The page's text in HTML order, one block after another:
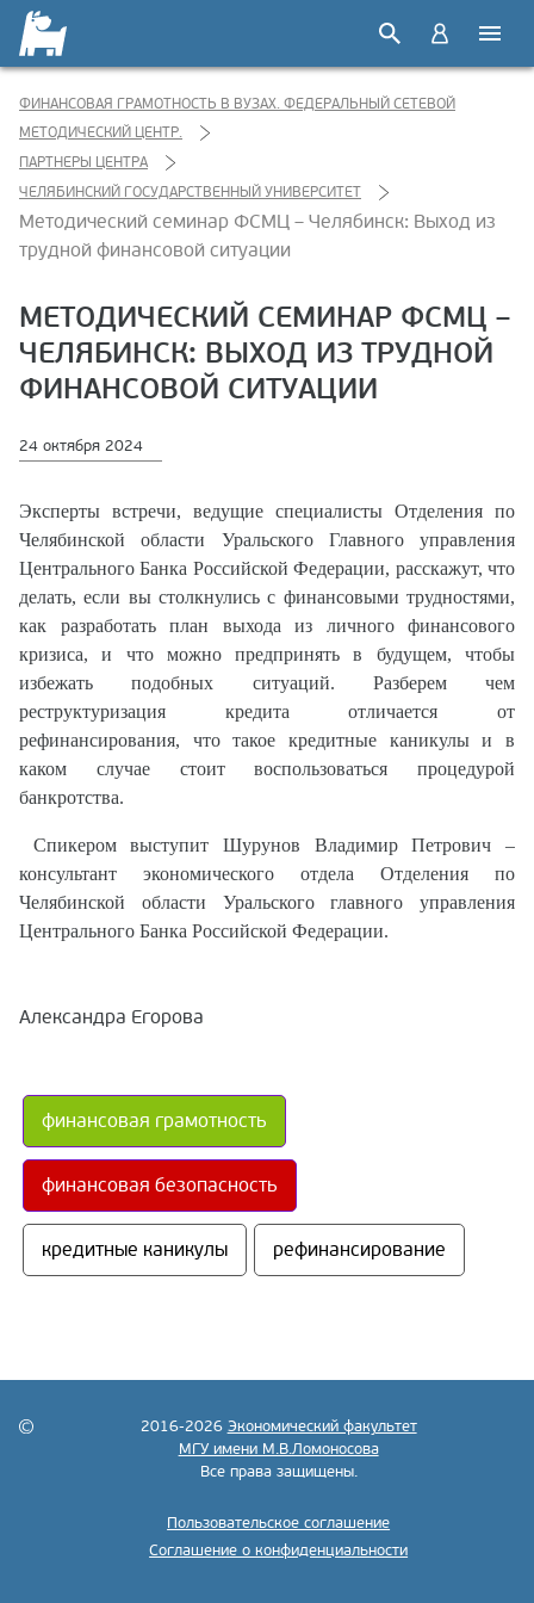
ФИНАНСОВАЯ ГРАМОТНОСТЬ В ВУЗАХ. ФЕДЕРАЛЬНЫЙ СЕТЕВОЙ
МЕТОДИЧЕСКИЙ ЦЕНТР.
ПАРТНЕРЫ ЦЕНТРА
ЧЕЛЯБИНСКИЙ ГОСУДАРСТВЕННЫЙ УНИВЕРСИТЕТ
Методический семинар ФСМЦ – Челябинск: Выход из
трудной финансовой ситуации
МЕТОДИЧЕСКИЙ СЕМИНАР ФСМЦ –
ЧЕЛЯБИНСК: ВЫХОД ИЗ ТРУДНОЙ
ФИНАНСОВОЙ СИТУАЦИИ
24 октября 2024
Эксперты встречи, ведущие специалисты Отделения по
Челябинской области Уральского Главного управления
Центрального Банка Российской Федерации, расскажут, что
делать, если вы столкнулись с финансовыми трудностями,
как разработать план выхода из личного финансового
кризиса, и что можно предпринять в будущем, чтобы
избежать подобных ситуаций. Разберем чем
реструктуризация кредита отличается от
рефинансирования, что такое кредитные каникулы и в
каком случае стоит воспользоваться процедурой
банкротства.
Спикером выступит Шурунов Владимир Петрович –
консультант экономического отдела Отделения по
Челябинской области Уральского главного управления
Центрального Банка Российской Федерации.
Александра Егорова
финансовая грамотность
финансовая безопасность
кредитные каникулы рефинансирование
2016-2026 Экономический факультет
МГУ имени М.В.Ломоносова
Все права защищены.
Пользовательское соглашение
Соглашение о конфиденциальности